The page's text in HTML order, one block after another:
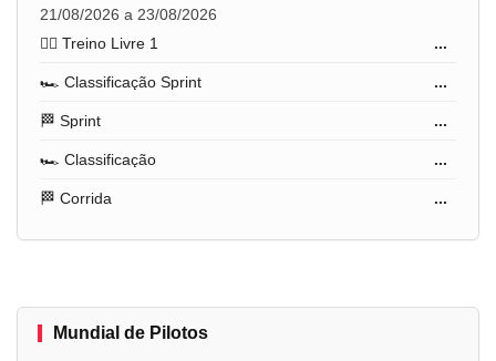
21/08/2026 a 23/08/2026
🏋️‍♂️ Treino Livre 1
...
🏎️ Classificação Sprint ...
🏁 Sprint ...
🏎️ Classificação ...
🏁 Corrida ...
Mundial de Pilotos